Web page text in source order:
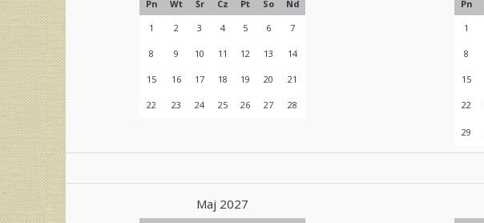
Pn Wt Śr Cz Pt So
Nd
1
2 3 4 5 6 7
8 9 10 11 12 13 14
15 16 17 18 19 20 21
22 23 24 25 26 27 28
Pn
1
8
15
22
29
Maj 2027